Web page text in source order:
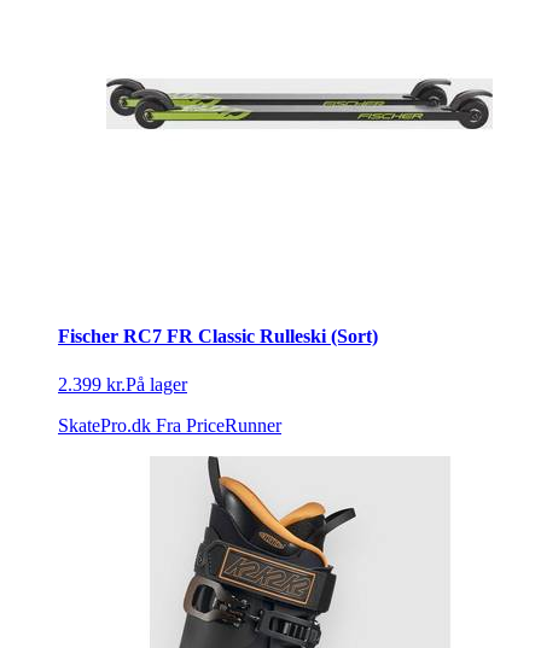
Fischer RC7 FR Classic Rulleski (Sort)
2.399 kr.På lager
SkatePro.dk Fra PriceRunner